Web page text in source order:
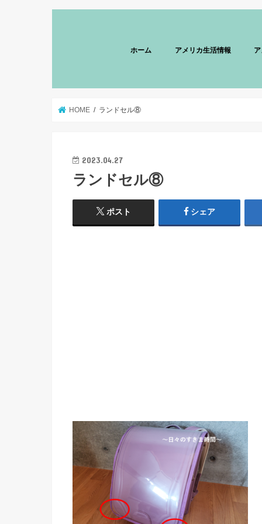
ホーム アメリカ生活情報
HOME ランドセル⑧
2023.04.27
ランドセル⑧
ポスト シェア